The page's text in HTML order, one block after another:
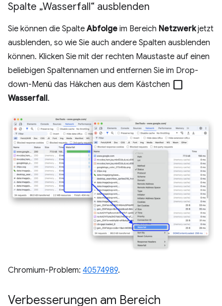
Spalte „Wasserfall“ ausblenden
Sie können die SpalteAbfolge im Bereich Netzwerkjetzt
ausblenden, so wie Sie auch andere Spalten ausblenden
können. Klicken Sie mit der rechten Maustaste auf einen
beliebigen Spaltennamen und entfernen Sie im Drop-
down-Menü das Häkchen aus dem Kästchen check_box_outline_blank
Wasserfall.
Chromium-Problem: 40574989.
Verbesserungen am Bereich